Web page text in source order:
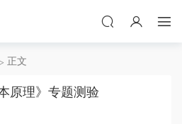
正文
原理》专题测验